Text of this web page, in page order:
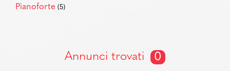
Pianoforte (5)
Annunci trovati 0